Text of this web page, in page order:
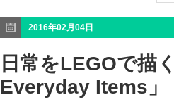
2016年02月04日
日常をLEGOで描
Everyday Items」